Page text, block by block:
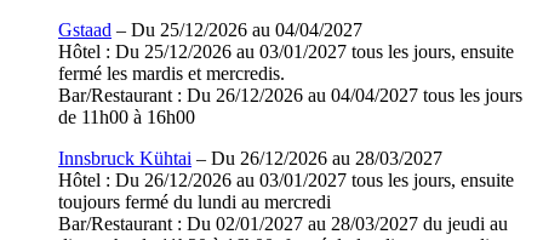
Gstaad – Du 25/12/2026 au 04/04/2027
Hôtel : Du 25/12/2026 au 03/01/2027 tous les jours, ensuite
fermé les mardis et mercredis.
Bar/Restaurant : Du 26/12/2026 au 04/04/2027 tous les jours
de 11h00 à 16h00
Innsbruck Kühtai – Du 26/12/2026 au 28/03/2027
Hôtel : Du 26/12/2026 au 03/01/2027 tous les jours, ensuite
toujours fermé du lundi au mercredi
Bar/Restaurant : Du 02/01/2027 au 28/03/2027 du jeudi au